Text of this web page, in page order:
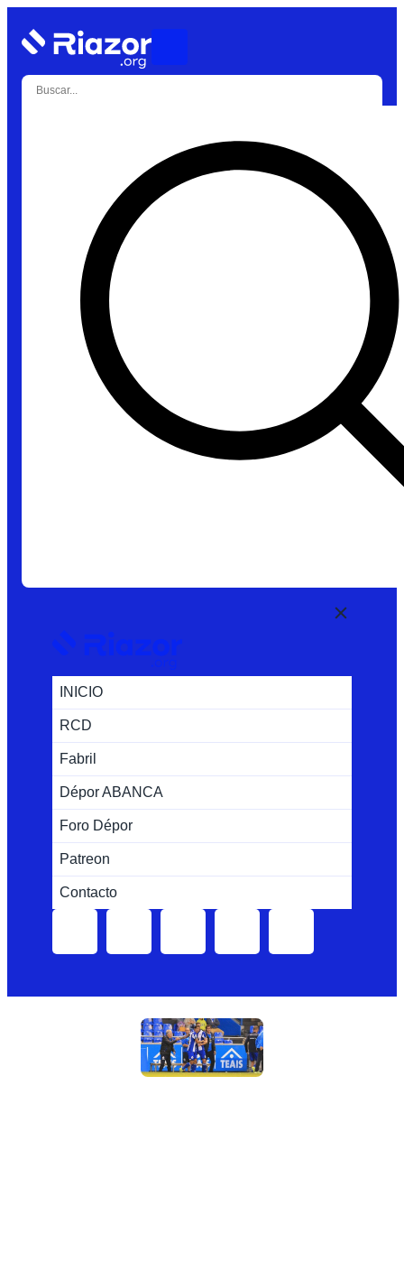
INICIO
RCD
Fabril
Dépor ABANCA
Foro Dépor
Patreon
Contacto